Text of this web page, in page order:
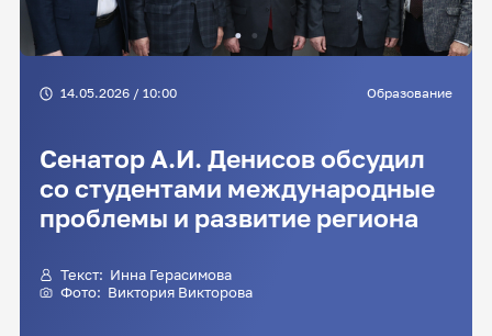
14.05.2026 / 10:00 Образование
Сенатор А.И. Денисов обсудил
со студентами международные
проблемы и развитие региона
Текст: Инна Герасимова
Фото: Виктория Викторова